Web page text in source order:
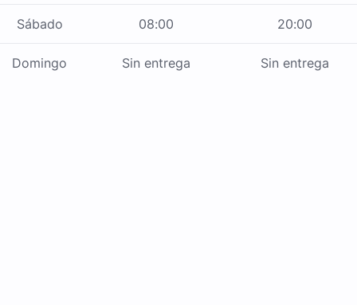
Sábado 08:00 20:00
Domingo Sin entrega Sin entrega